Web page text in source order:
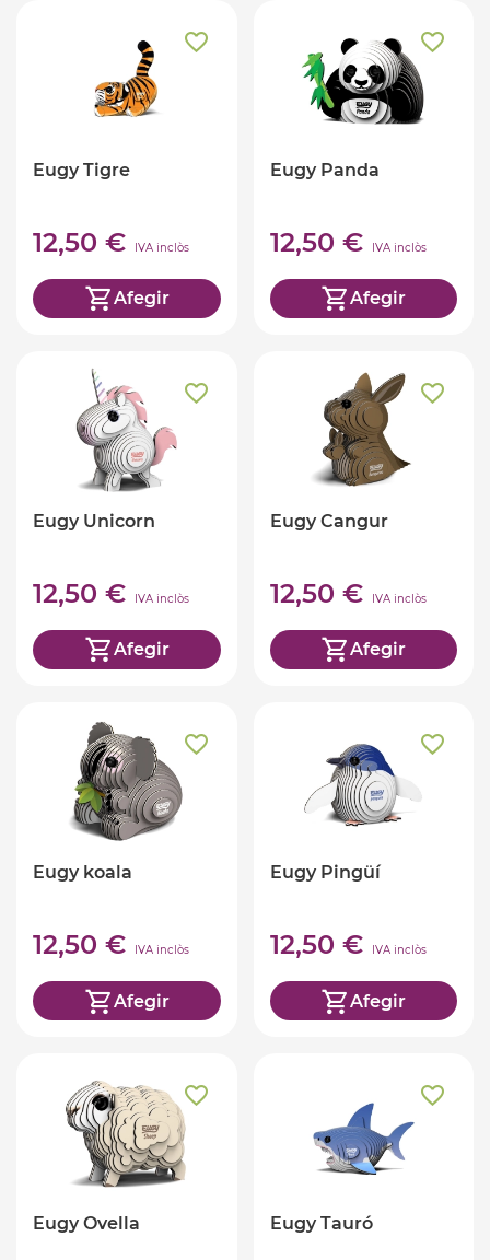
Eugy Tigre
12,50 € IVA inclòs
Afegir
Eugy Panda
12,50 € IVA inclòs
Afegir
Eugy Unicorn
12,50 € IVA inclòs
Afegir
Eugy Cangur
12,50 € IVA inclòs
Afegir
Eugy koala
12,50 € IVA inclòs
Afegir
Eugy Pingüí
12,50 € IVA inclòs
Afegir
Eugy Ovella Eugy Tauró